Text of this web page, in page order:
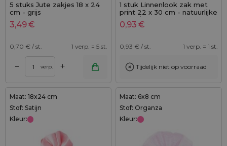
5 stuks Jute zakjes 18 x 24
cm - grijs
3,49€
0,70 € / st. 1 verp. = 5 st.
– verp. +
1 stuk Linnenlook zak met
print 22 x 30 cm - natuurlijke
kleur / blauwe bloemen
0,93 €
0,93 € / st. 1 verp. = 1 st.
Tijdelijk niet op voorraad
Maat: 18x24 cm
Stof: Satijn
Kleur:
Maat: 6x8 cm
Stof: Organza
Kleur: